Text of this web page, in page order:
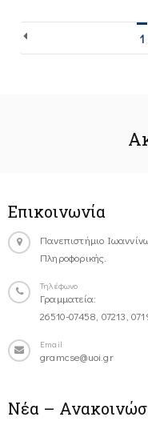
1
Επικοινωνία
Πανεπιστήμιο
Πληροφορικής.
Τηλέφωνο
Γραμματεία:
26510-07458, 07213,
Email
gramcse@uoi.gr
Νέα –